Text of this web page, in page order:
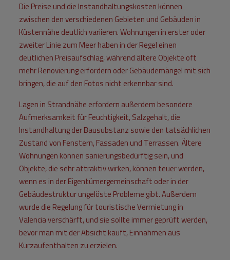
Die Preise und die Instandhaltungskosten können
zwischen den verschiedenen Gebieten und Gebäuden in
Küstennähe deutlich variieren. Wohnungen in erster oder
zweiter Linie zum Meer haben in der Regel einen
deutlichen Preisaufschlag, während ältere Objekte oft
mehr Renovierung erfordern oder Gebäudemängel mit sich
bringen, die auf den Fotos nicht erkennbar sind.
Lagen in Strandnähe erfordern außerdem besondere
Aufmerksamkeit für Feuchtigkeit, Salzgehalt, die
Instandhaltung der Bausubstanz sowie den tatsächlichen
Zustand von Fenstern, Fassaden und Terrassen. Ältere
Wohnungen können sanierungsbedürftig sein, und
Objekte, die sehr attraktiv wirken, können teuer werden,
wenn es in der Eigentümergemeinschaft oder in der
Gebäudestruktur ungelöste Probleme gibt. Außerdem
wurde die Regelung für touristische Vermietung in
Valencia verschärft, und sie sollte immer geprüft werden,
bevor man mit der Absicht kauft, Einnahmen aus
Kurzaufenthalten zu erzielen.